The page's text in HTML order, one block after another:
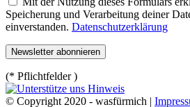
Speicherung und Verarbeitung deiner
einverstanden. Datenschutzerklärung
(* Pflichtfelder )
© Copyright 2020 - wasfürmich |